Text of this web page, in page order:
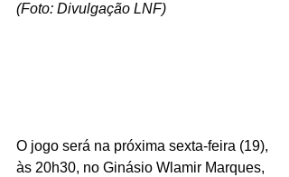
(Foto: Divulgação LNF)
O jogo será na próxima sexta-feira (19),
às 20h30, no Ginásio Wlamir Marques,